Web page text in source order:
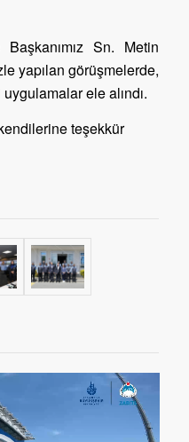
Sn. Metin
yapılan görüşmelerde,
ele alındı.
teşekkür